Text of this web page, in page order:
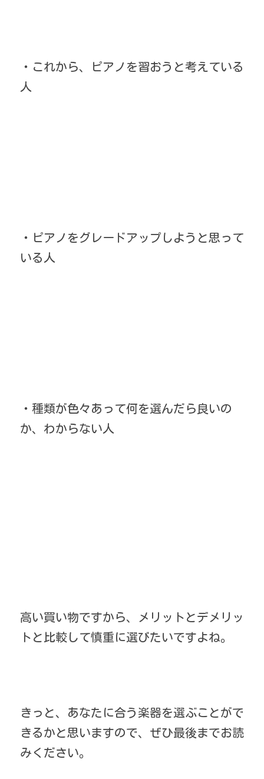
・これから、ピアノを習おうと考えている
人
・ピアノをグレードアップしようと思って
いる人
・種類が色々あって何を選んだら良いの
か、わからない人
高い買い物ですから、メリットとデメリッ
トと比較して慎重に選びたいですよね。
きっと、あなたに合う楽器を選ぶことがで
きるかと思いますので、ぜひ最後までお読
みください。